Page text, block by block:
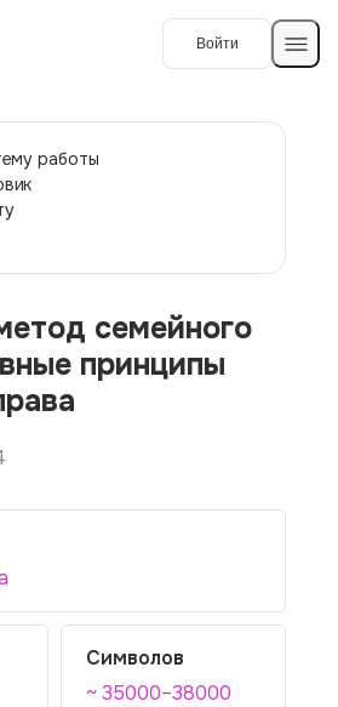
Войти
работы
семейного
принципы
Символов
~ 35000–38000